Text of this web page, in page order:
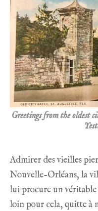
Greetings from the oldest
Admirer des vieilles
Nouvelle-Orléans, la
lui procure un
loin pour cela, quitte à